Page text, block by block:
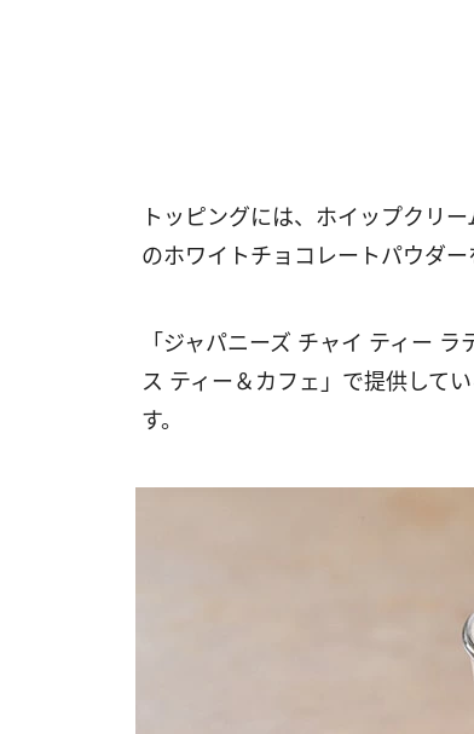
トッピングには、ホイップクリ
のホワイトチョコレートパウダー
「ジャパニーズ チャイ ティー
ス ティー＆カフェ」で提供して
す。